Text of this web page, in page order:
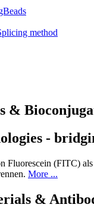
method
&
-
Fluorescein (FITC)
More ...
&